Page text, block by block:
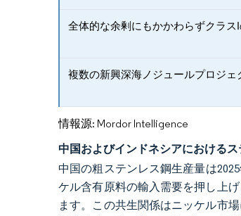
全体的な余剰にもかかわらずクラス
複数の新興深海ノジュールプロジェ
情報源: Mordor Intelligence
中国およびインドネシアにおける
中国の粗ステンレス鋼生産量は
ケル含有原料の輸入需要を押し上
ます。この共生関係はニッケル市